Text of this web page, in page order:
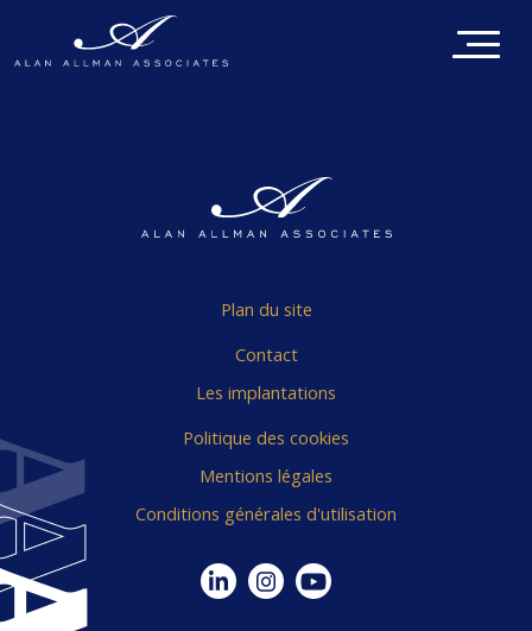
Plan du site
Contact
Les implantations
Politique des cookies
Mentions légales
Conditions générales d'utilisation